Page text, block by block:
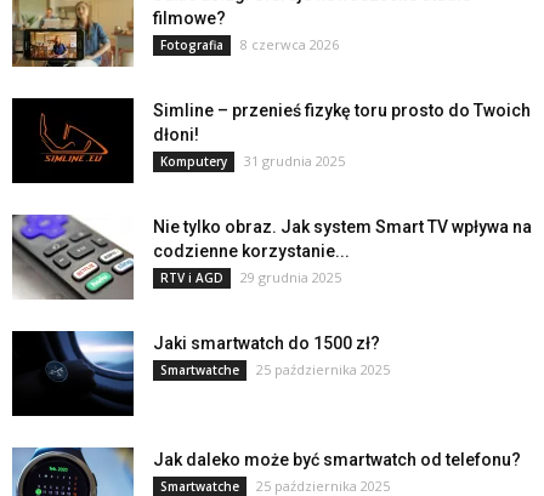
filmowe?
Fotografia 8 czerwca 2026
Simline – przenieś fizykę toru prosto do Twoich
dłoni!
Komputery 31 grudnia 2025
Nie tylko obraz. Jak system Smart TV wpływa na
codzienne korzystanie...
RTV i AGD 29 grudnia 2025
Jaki smartwatch do 1500 zł?
Smartwatche 25 października 2025
Jak daleko może być smartwatch od telefonu?
Smartwatche 25 października 2025